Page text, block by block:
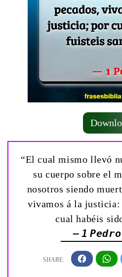
“El cual mismo llevó
su cuerpo sobre el
nosotros siendo
vivamos á la justicia:
cual habéis
— 1